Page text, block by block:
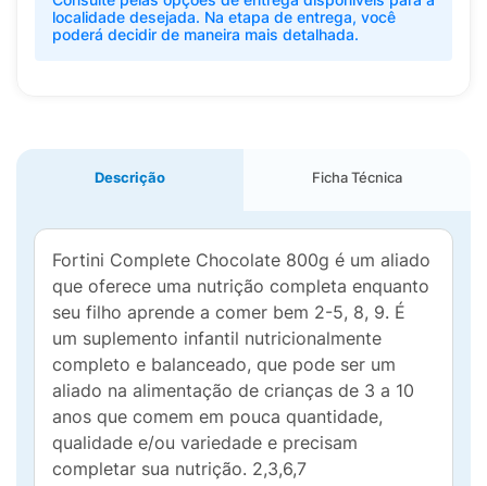
localidade desejada. Na etapa de entrega, você
poderá decidir de maneira mais detalhada.
Descrição Ficha Técnica
Fortini Complete Chocolate 800g é um aliado
que oferece uma nutrição completa enquanto
seu filho aprende a comer bem 2-5, 8, 9. É
um suplemento infantil nutricionalmente
completo e balanceado, que pode ser um
aliado na alimentação de crianças de 3 a 10
anos que comem em pouca quantidade,
qualidade e/ou variedade e precisam
completar sua nutrição. 2,3,6,7